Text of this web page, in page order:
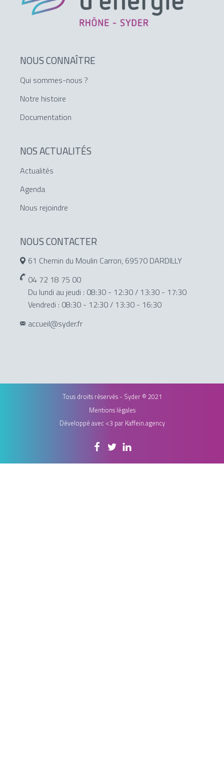
NOUS CONNAÎTRE
Qui sommes-nous ?
Notre histoire
Documentation
NOS ACTUALITÉS
Actualités
Agenda
Nous rejoindre
NOUS CONTACTER
61 Chemin du Moulin Carron, 69570 DARDILLY
04 72 18 75 00
Du lundi au jeudi : 08:30 - 12:30 / 13:30 - 17:30
Vendredi : 08:30 - 12:30 / 13:30 - 16:30
accueil@syder.fr
Tous droits réservés - Syder © 2021
Mentions légales
Développé avec <3 par Kaffein.agency